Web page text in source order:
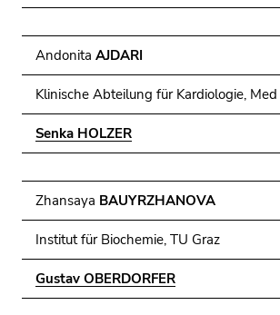
Andonita AJDARI
Klinische Abteilung für Kardiologie,
Senka HOLZER
Zhansaya BAUYRZHANOVA
Institut für Biochemie, TU Graz
Gustav OBERDORFER